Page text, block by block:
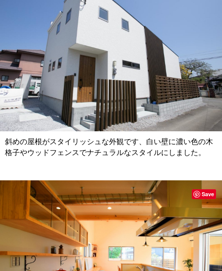
斜めの屋根がスタイリッシュな外観です、白い壁に濃い色の木
格子やウッドフェンスでナチュラルなスタイルにしました。
Save